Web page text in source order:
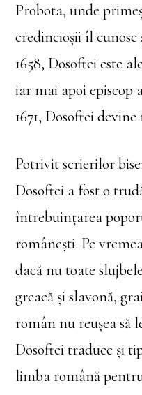
Probota, unde
credincioşii îl cunosc
1658, Dosoftei este
iar mai apoi episcop
1671, Dosoftei
Potrivit scrierilor
Dosoftei a fost o
întrebuinţarea
româneşti. Pe
dacă nu toate
greacă şi slavonă,
român nu reuşea să
Dosoftei traduce și
limba română